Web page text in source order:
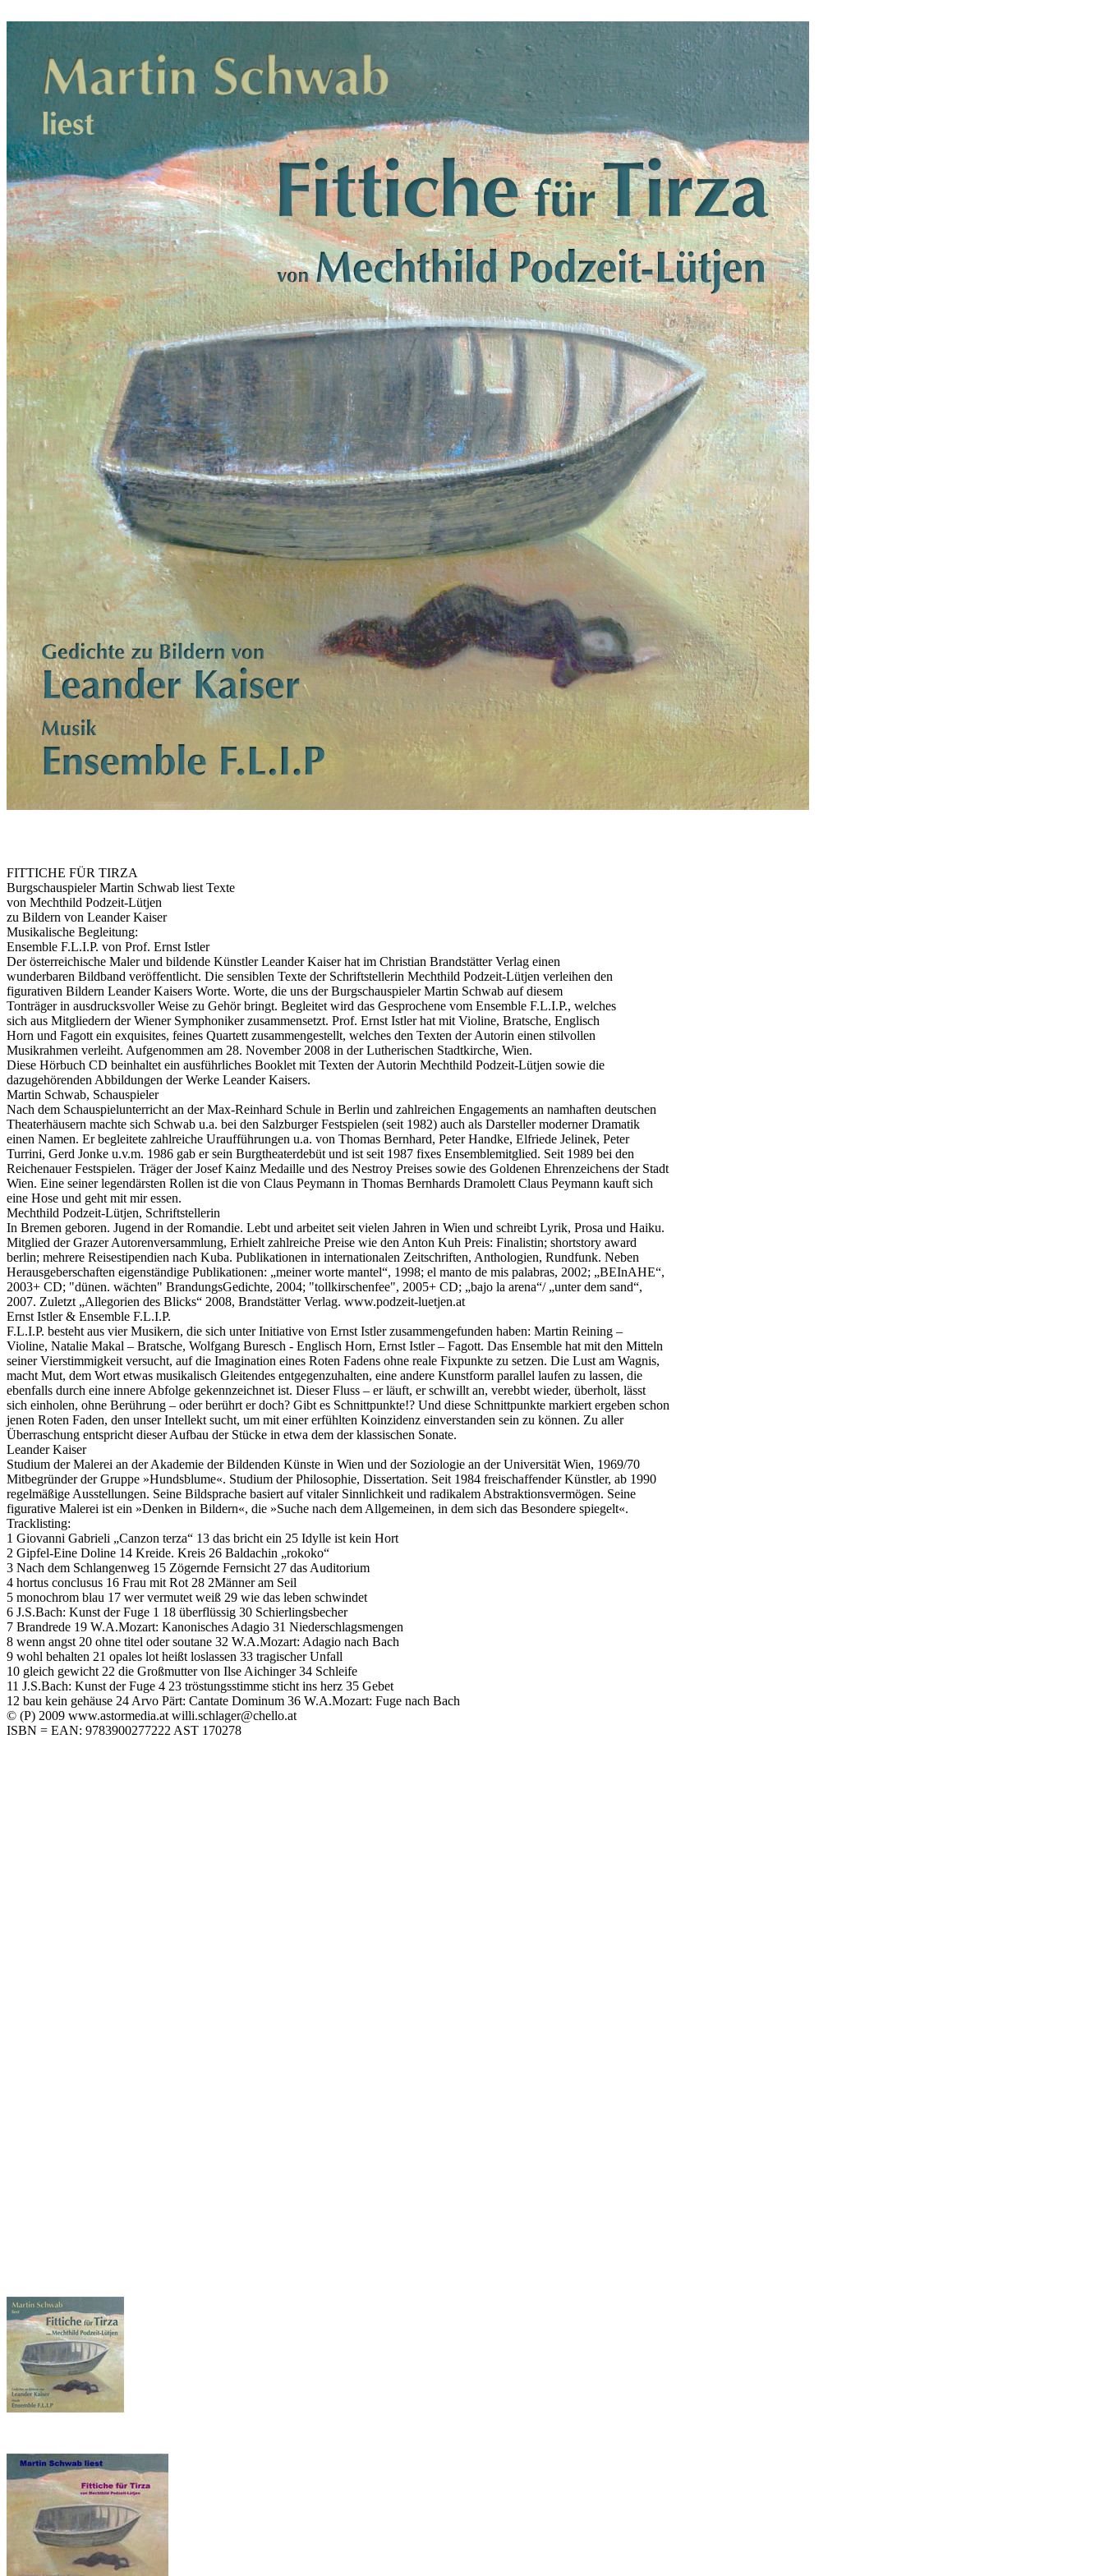
FITTICHE FÜR TIRZA
Burgschauspieler Martin Schwab liest Texte
von Mechthild Podzeit-Lütjen
zu Bildern von Leander Kaiser
Musikalische Begleitung:
Ensemble F.L.I.P. von Prof. Ernst Istler
Der österreichische Maler und bildende Künstler Leander Kaiser hat im Christian Brandstätter Verlag einen
wunderbaren Bildband veröffentlicht. Die sensiblen Texte der Schriftstellerin Mechthild Podzeit-Lütjen verleihen den
figurativen Bildern Leander Kaisers Worte. Worte, die uns der Burgschauspieler Martin Schwab auf diesem
Tonträger in ausdrucksvoller Weise zu Gehör bringt. Begleitet wird das Gesprochene vom Ensemble F.L.I.P., welches
sich aus Mitgliedern der Wiener Symphoniker zusammensetzt. Prof. Ernst Istler hat mit Violine, Bratsche, Englisch
Horn und Fagott ein exquisites, feines Quartett zusammengestellt, welches den Texten der Autorin einen stilvollen
Musikrahmen verleiht. Aufgenommen am 28. November 2008 in der Lutherischen Stadtkirche, Wien.
Diese Hörbuch CD beinhaltet ein ausführliches Booklet mit Texten der Autorin Mechthild Podzeit-Lütjen sowie die
dazugehörenden Abbildungen der Werke Leander Kaisers.
Martin Schwab, Schauspieler
Nach dem Schauspielunterricht an der Max-Reinhard Schule in Berlin und zahlreichen Engagements an namhaften deutschen
Theaterhäusern machte sich Schwab u.a. bei den Salzburger Festspielen (seit 1982) auch als Darsteller moderner Dramatik
einen Namen. Er begleitete zahlreiche Uraufführungen u.a. von Thomas Bernhard, Peter Handke, Elfriede Jelinek, Peter
Turrini, Gerd Jonke u.v.m. 1986 gab er sein Burgtheaterdebüt und ist seit 1987 fixes Ensemblemitglied. Seit 1989 bei den
Reichenauer Festspielen. Träger der Josef Kainz Medaille und des Nestroy Preises sowie des Goldenen Ehrenzeichens der Stadt
Wien. Eine seiner legendärsten Rollen ist die von Claus Peymann in Thomas Bernhards Dramolett Claus Peymann kauft sich
eine Hose und geht mit mir essen.
Mechthild Podzeit-Lütjen, Schriftstellerin
In Bremen geboren. Jugend in der Romandie. Lebt und arbeitet seit vielen Jahren in Wien und schreibt Lyrik, Prosa und Haiku.
Mitglied der Grazer Autorenversammlung, Erhielt zahlreiche Preise wie den Anton Kuh Preis: Finalistin; shortstory award
berlin; mehrere Reisestipendien nach Kuba. Publikationen in internationalen Zeitschriften, Anthologien, Rundfunk. Neben
Herausgeberschaften eigenständige Publikationen: „meiner worte mantel“, 1998; el manto de mis palabras, 2002; „BEInAHE“,
2003+ CD; "dünen. wächten" BrandungsGedichte, 2004; "tollkirschenfee", 2005+ CD; „bajo la arena“/ „unter dem sand“,
2007. Zuletzt „Allegorien des Blicks“ 2008, Brandstätter Verlag. www.podzeit-luetjen.at
Ernst Istler & Ensemble F.L.I.P.
F.L.I.P. besteht aus vier Musikern, die sich unter Initiative von Ernst Istler zusammengefunden haben: Martin Reining –
Violine, Natalie Makal – Bratsche, Wolfgang Buresch - Englisch Horn, Ernst Istler – Fagott. Das Ensemble hat mit den Mitteln
seiner Vierstimmigkeit versucht, auf die Imagination eines Roten Fadens ohne reale Fixpunkte zu setzen. Die Lust am Wagnis,
macht Mut, dem Wort etwas musikalisch Gleitendes entgegenzuhalten, eine andere Kunstform parallel laufen zu lassen, die
ebenfalls durch eine innere Abfolge gekennzeichnet ist. Dieser Fluss – er läuft, er schwillt an, verebbt wieder, überholt, lässt
sich einholen, ohne Berührung – oder berührt er doch? Gibt es Schnittpunkte!? Und diese Schnittpunkte markiert ergeben schon
jenen Roten Faden, den unser Intellekt sucht, um mit einer erfühlten Koinzidenz einverstanden sein zu können. Zu aller
Überraschung entspricht dieser Aufbau der Stücke in etwa dem der klassischen Sonate.
Leander Kaiser
Studium der Malerei an der Akademie der Bildenden Künste in Wien und der Soziologie an der Universität Wien, 1969/70
Mitbegründer der Gruppe »Hundsblume«. Studium der Philosophie, Dissertation. Seit 1984 freischaffender Künstler, ab 1990
regelmäßige Ausstellungen. Seine Bildsprache basiert auf vitaler Sinnlichkeit und radikalem Abstraktionsvermögen. Seine
figurative Malerei ist ein »Denken in Bildern«, die »Suche nach dem Allgemeinen, in dem sich das Besondere spiegelt«.
Tracklisting:
1 Giovanni Gabrieli „Canzon terza“ 13 das bricht ein 25 Idylle ist kein Hort
2 Gipfel-Eine Doline 14 Kreide. Kreis 26 Baldachin „rokoko“
3 Nach dem Schlangenweg 15 Zögernde Fernsicht 27 das Auditorium
4 hortus conclusus 16 Frau mit Rot 28 2Männer am Seil
5 monochrom blau 17 wer vermutet weiß 29 wie das leben schwindet
6 J.S.Bach: Kunst der Fuge 1 18 überflüssig 30 Schierlingsbecher
7 Brandrede 19 W.A.Mozart: Kanonisches Adagio 31 Niederschlagsmengen
8 wenn angst 20 ohne titel oder soutane 32 W.A.Mozart: Adagio nach Bach
9 wohl behalten 21 opales lot heißt loslassen 33 tragischer Unfall
10 gleich gewicht 22 die Großmutter von Ilse Aichinger 34 Schleife
11 J.S.Bach: Kunst der Fuge 4 23 tröstungsstimme sticht ins herz 35 Gebet
12 bau kein gehäuse 24 Arvo Pärt: Cantate Dominum 36 W.A.Mozart: Fuge nach Bach
© (P) 2009 www.astormedia.at willi.schlager@chello.at
ISBN = EAN: 9783900277222 AST 170278